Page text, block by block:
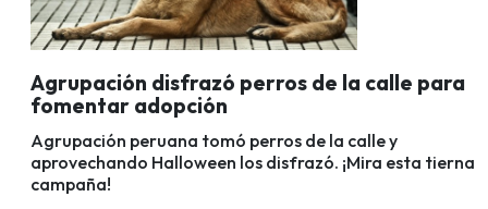
Agrupación disfrazó perros de la calle para
fomentar adopción
Agrupación peruana tomó perros de la calle y
aprovechando Halloween los disfrazó. ¡Mira esta tierna
campaña!